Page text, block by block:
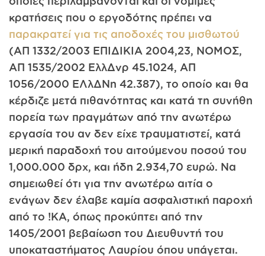
κρατήσεις που ο εργοδότης πρέπει να
παρακρατεί για τις αποδοχές του μισθωτού
(ΑΠ 1332/2003 ΕΠΙΔΙΚΙΑ 2004,23, ΝΟΜΟΣ,
ΑΠ 1535/2002 ΕλλΔνρ 45.1024, ΑΠ
1056/2000 ΕΛλΔΝη 42.387), το οποίο και θα
κέρδιζε μετά πιθανότητας και κατά τη συνήθη
πορεία των πραγμάτων από την ανωτέρω
εργασία του αν δεν είχε τραυματιστεί, κατά
μερική παραδοχή του αιτούμενου ποσού του
1,000.000 δρχ, και ήδη 2.934,70 ευρώ. Να
σημειωθεί ότι για την ανωτέρω αιτία ο
ενάγων δεν έλαβε καμία ασφαλιστική παροχή
από το !ΚΑ, όπως προκύπτει από την
1405/2001 βεβαίωση του Διευθυντή του
υποκαταστήματος Λαυρίου όπου υπάγεται.